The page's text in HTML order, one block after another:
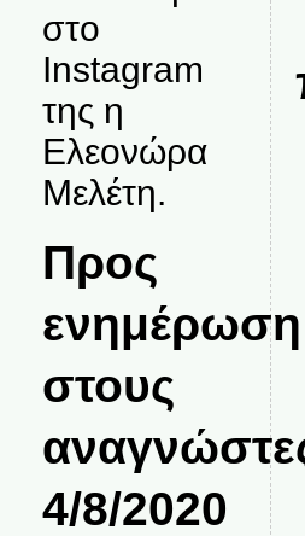
στο
Instagram
της η
Ελεονώρα
Μελέτη.
Προς
ενημέρωση
στους
4/8/2020